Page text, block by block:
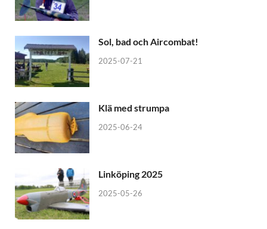
Sol, bad och Aircombat!
2025-07-21
Klä med strumpa
2025-06-24
Linköping 2025
2025-05-26